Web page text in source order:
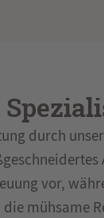
durch
vor,
mühsame